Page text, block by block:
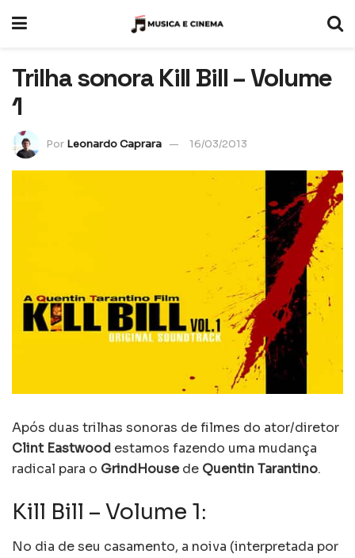
Trilha sonora Kill Bill – Volume
1
Por Leonardo Caprara 16/03/2013
Após duas trilhas sonoras de filmes do ator/diretor
Clint Eastwood estamos fazendo uma mudança
radical para o GrindHousede Quentin Tarantino.
Kill Bill – Volume 1:
No dia de seu casamento, a noiva (interpretada por